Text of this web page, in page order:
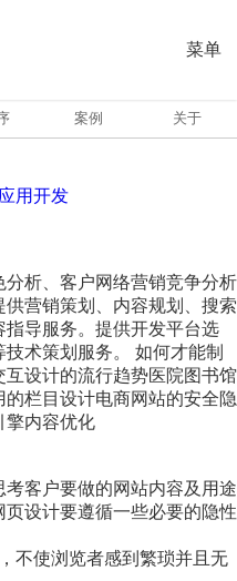
菜单
案例 关于
用开发
析、客户网络营销竞争分析
营销策划、内容规划、搜索
导服务。提供开发平台选
术策划服务。 如何才能制
设计的流行趋势医院图书馆
栏目设计电商网站的安全隐
擎内容优化
客户要做的网站内容及用途
设计要遵循一些必要的隐性
不使浏览者感到繁琐并且无